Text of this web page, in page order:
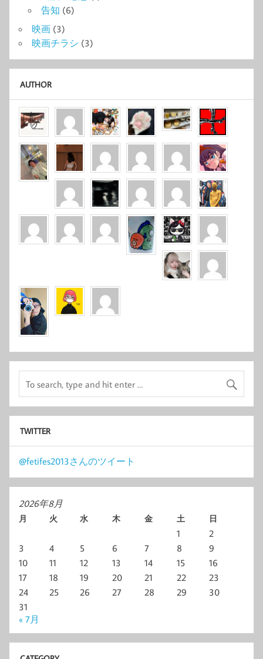
告知 (6)
映画 (3)
映画チラシ (3)
AUTHOR
TWITTER
@fetifes2013さんのツイート
2026年8月
月 火 水 木 金 土 日
1
2
3
4 5 6 7 8
9
10
11 12 13 14 15
16
17
18 19 20 21 22
23
24
25 26 27 28 29
30
31
« 7月